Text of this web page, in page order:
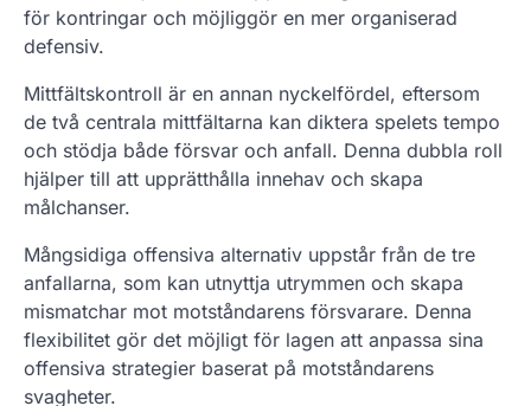
för kontringar och möjliggör en mer organiserad
defensiv.
Mittfältskontroll är en annan nyckelfördel, eftersom
de två centrala mittfältarna kan diktera spelets tempo
och stödja både försvar och anfall. Denna dubbla roll
hjälper till att upprätthålla innehav och skapa
målchanser.
Mångsidiga offensiva alternativ uppstår från de tre
anfallarna, som kan utnyttja utrymmen och skapa
mismatchar mot motståndarens försvarare. Denna
flexibilitet gör det möjligt för lagen att anpassa sina
offensiva strategier baserat på motståndarens
svagheter.